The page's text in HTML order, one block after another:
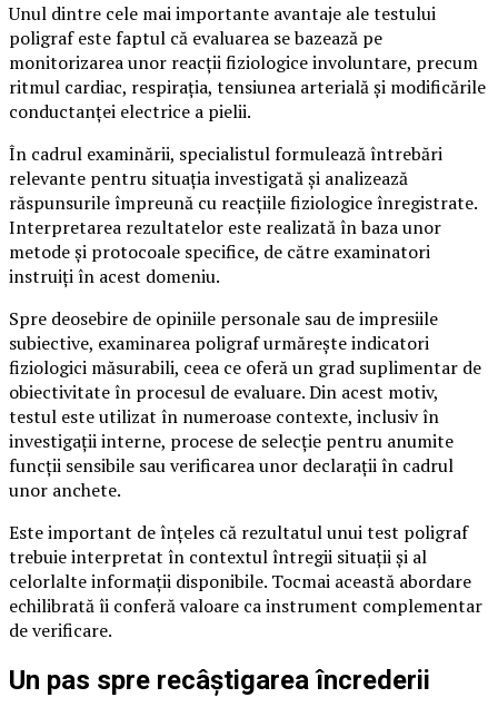
Unul dintre cele mai importante avantaje ale testului
poligraf este faptul că evaluarea se bazează pe
monitorizarea unor reacții fiziologice involuntare, precum
ritmul cardiac, respirația, tensiunea arterială și modificările
conductanței electrice a pielii.
În cadrul examinării, specialistul formulează întrebări
relevante pentru situația investigată și analizează
răspunsurile împreună cu reacțiile fiziologice înregistrate.
Interpretarea rezultatelor este realizată în baza unor
metode și protocoale specifice, de către examinatori
instruiți în acest domeniu.
Spre deosebire de opiniile personale sau de impresiile
subiective, examinarea poligraf urmărește indicatori
fiziologici măsurabili, ceea ce oferă un grad suplimentar de
obiectivitate în procesul de evaluare. Din acest motiv,
testul este utilizat în numeroase contexte, inclusiv în
investigații interne, procese de selecție pentru anumite
funcții sensibile sau verificarea unor declarații în cadrul
unor anchete.
Este important de înțeles că rezultatul unui test poligraf
trebuie interpretat în contextul întregii situații și al
celorlalte informații disponibile. Tocmai această abordare
echilibrată îi conferă valoare ca instrument complementar
de verificare.
Un pas spre recâștigarea încrederii